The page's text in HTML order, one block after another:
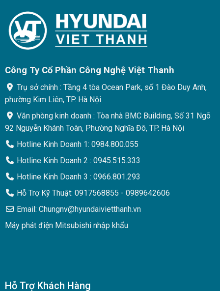
Công Ty Cổ Phần Công Nghệ Việt Thanh
Trụ sở chính : Tầng 4 tòa Ocean Park, số 1 Đào Duy Anh,
phường Kim Liên, TP. Hà Nội
Văn phòng kinh doanh : Tòa nhà BMC Building, Số 31 Ngõ
92 Nguyễn Khánh Toàn, Phường Nghĩa Đô, TP. Hà Nội
Hotline Kinh Doanh 1: 0984.800.055
Hotline Kinh Doanh 2 : 0945.515.333
Hotline Kinh Doanh 3 : 0966.801.293
Hỗ Trợ Kỹ Thuật: 0917568855 - 0989642606
Email: Chungnv@hyundaivietthanh.vn
Máy phát điện Mitsubishi nhập khẩu
Hỗ Trợ Khách Hàng